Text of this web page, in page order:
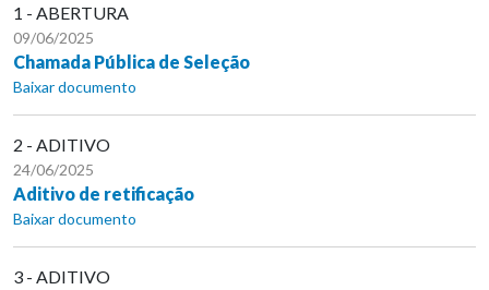
1 - ABERTURA
09/06/2025
Chamada Pública de Seleção
Baixar documento
2 - ADITIVO
24/06/2025
Aditivo de retificação
Baixar documento
3 - ADITIVO